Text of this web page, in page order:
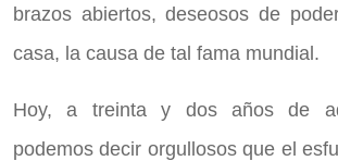
brazos abiertos, deseosos de
casa, la causa de tal fama mundial.
Hoy, a treinta y dos años de
podemos decir orgullosos que el